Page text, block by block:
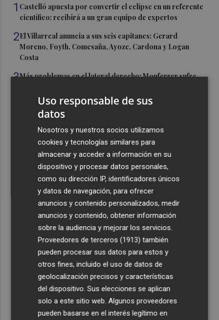
1 Castelló apuesta por convertir el eclipse en un referente
científico: recibirá a un gran equipo de expertos
2El Villarreal anuncia a sus seis capitanes: Gerard
Moreno, Foyth, Comesaña, Ayoze, Cardona y Logan
Costa
3Más problemas en el lateral derecho: Monferrer sufre
San Javier da viabilidad al nuevo contrato del transporte
urbano y a un hotel de cuatro estrellas en La Manga con
324 habitaciones
Estos son los estrenos que abren la cartelera en agosto:
de la comedia 'El último mono' a una nueva entrega de
'La Patrulla Canina'
Recibe toda la actualidad de
Plaza Podcast en tu correo
Quiero suscribirme
Uso responsable de sus
datos
Nosotros y nuestros socios utilizamos
cookies y tecnologías similares para
almacenar y acceder a información en su
dispositivo y procesar datos personales,
como su dirección IP, identificadores únicos
y datos de navegación, para ofrecer
anuncios y contenido personalizados, medir
anuncios y contenido, obtener información
sobre la audiencia y mejorar los servicios.
Proveedores de terceros (1913) también
pueden procesar sus datos para estos y
otros fines, incluido el uso de datos de
geolocalización precisos y características
del dispositivo. Sus elecciones se aplican
solo a este sitio web. Algunos proveedores
pueden basarse en el interés legítimo en